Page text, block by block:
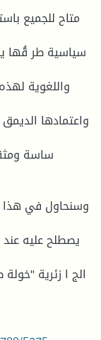
متاح للجميع
سياسية طر قُها
واللغوية
واعتمادها
ساسة
وسنحاول في
يصطلح عليه عند
الج ا زئرية